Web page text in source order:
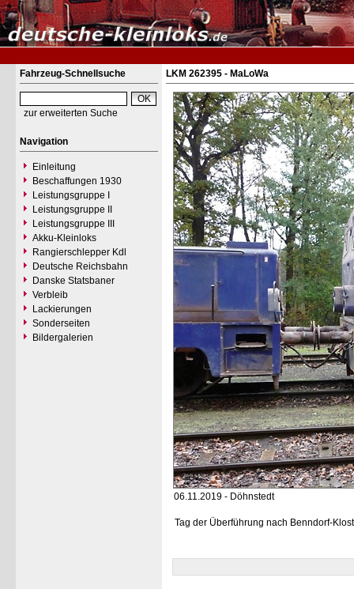
Fahrzeug-Schnellsuche
zur erweiterten Suche
Navigation
Einleitung
Beschaffungen 1930
Leistungsgruppe I
Leistungsgruppe II
Leistungsgruppe III
Akku-Kleinloks
Rangierschlepper Kdl
Deutsche Reichsbahn
Danske Statsbaner
Verbleib
Lackierungen
Sonderseiten
Bildergalerien
LKM 262395 - MaLoWa
06.11.2019 - Döhnstedt
Tag der Überführung nach Benndorf-